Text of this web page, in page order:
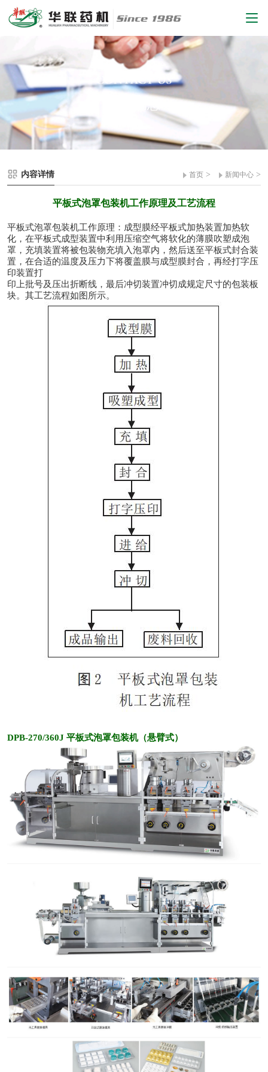
新闻动态
内容详情 首页 > 新闻中心 >
平板式泡罩包装机工作原理及工艺流程
平板式泡罩包装机工作原理：成型膜经平板式加热装置加热软
化，在平板式成型装置中利用压缩空气将软化的薄膜吹塑成泡
罩，充填装置将被包装物充填入泡罩内，然后送至平板式封合装
置，在合适的温度及压力下将覆盖膜与成型膜封合，再经打字压
印装置打
印上批号及压出折断线，最后冲切装置冲切成规定尺寸的包装板
块。其工艺流程如图所示。
DPB-270/360J 平板式泡罩包装机（悬臂式）